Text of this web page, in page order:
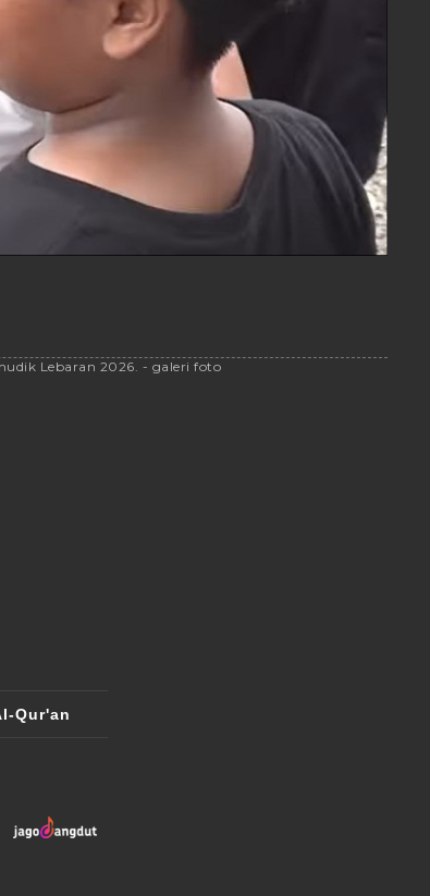
Lebaran 2026. - galeri foto
Qur'an